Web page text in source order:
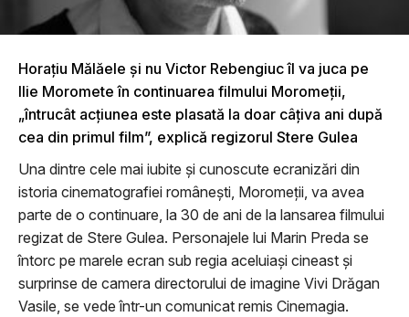
Horațiu Mălăele şi nu Victor Rebengiuc îl va juca pe
Ilie Moromete în continuarea filmului Moromeţii,
„întrucât acțiunea este plasată la doar câțiva ani după
cea din primul film”, explică regizorul Stere Gulea
Una dintre cele mai iubite și cunoscute ecranizări din
istoria cinematografiei românești, Moromeții, va avea
parte de o continuare, la 30 de ani de la lansarea filmului
regizat de Stere Gulea. Personajele lui Marin Preda se
întorc pe marele ecran sub regia aceluiași cineast și
surprinse de camera directorului de imagine Vivi Drăgan
Vasile, se vede într-un comunicat remis Cinemagia.